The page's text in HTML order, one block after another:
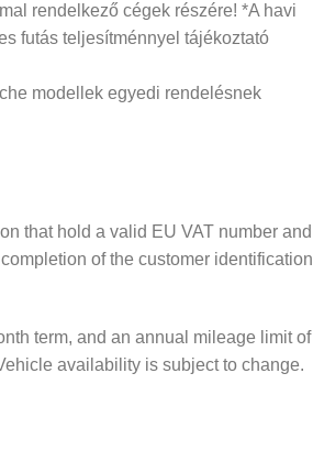
rendelkező cégek részére! *A havi
futás teljesítménnyel tájékoztató
modellek egyedi rendelésnek
that hold a valid EU VAT number and
of the customer identification
term, and an annual mileage limit of
availability is subject to change.